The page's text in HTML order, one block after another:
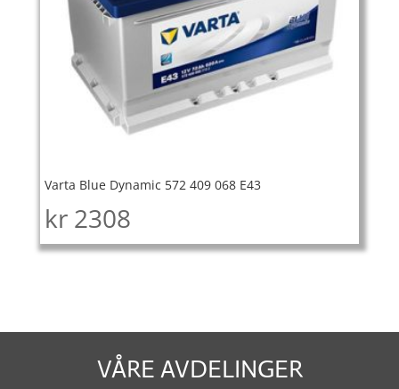
Varta Blue Dynamic 572 409 068 E43
kr 2308
VÅRE AVDELINGER